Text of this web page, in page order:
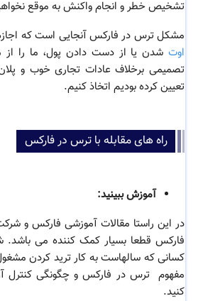
تشخیص خطر و انجام واکنش به موقع
مشکلترس در فارکسآنجایی است که
اوت شدن یا از دست دادن پول، ما را از
تصمیمی برخلاف عادات تجاری خوب و
تعیین کرده بودیم اتخاذ کنیم.
راه های مقابله با ترس در فارکس
آموزش ببینید:
در این راستا مقالات آموزشی فارکس و
فارکس قطعا بسیار کمک کننده می باشد.
کسانی که سالهاست به کار ترید کردن
مفهومترس در فارکس و چگونگی کنترل
کنید.